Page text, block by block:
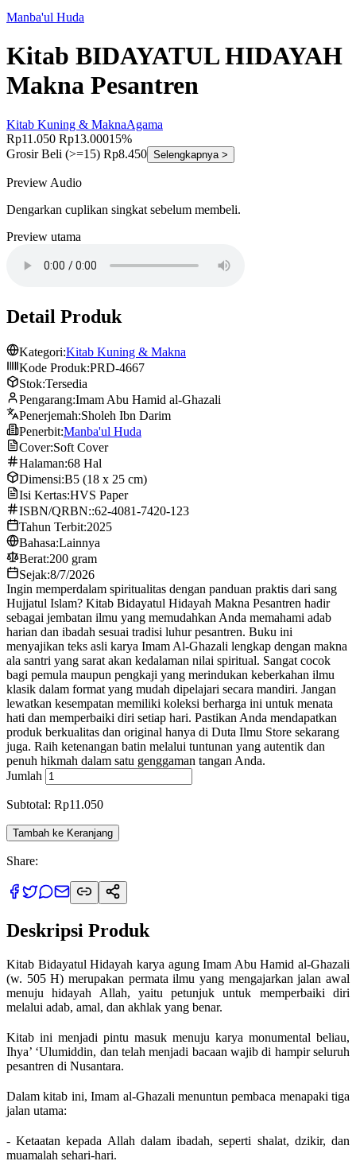
Manba'ul Huda
Kitab BIDAYATUL HIDAYAH
Makna Pesantren
Kitab Kuning & MaknaAgama
Rp11.050 Rp13.00015%
GrosirBeli (>=15) Rp8.450 Selengkapnya >
Preview Audio
Dengarkan cuplikan singkat sebelum membeli.
Preview utama
Detail Produk
Kategori:Kitab Kuning & Makna
Kode Produk:PRD-4667
Stok:Tersedia
Pengarang:Imam Abu Hamid al-Ghazali
Penerjemah:Sholeh Ibn Darim
Penerbit:Manba'ul Huda
Cover:Soft Cover
Halaman:68 Hal
Dimensi:B5 (18 x 25 cm)
Isi Kertas:HVS Paper
ISBN/QRBN::62-4081-7420-123
Tahun Terbit:2025
Bahasa:Lainnya
Berat:200 gram
Sejak:8/7/2026
Ingin memperdalam spiritualitas dengan panduan praktis dari sang
Hujjatul Islam? Kitab Bidayatul Hidayah Makna Pesantren hadir
sebagai jembatan ilmu yang memudahkan Anda memahami adab
harian dan ibadah sesuai tradisi luhur pesantren. Buku ini
menyajikan teks asli karya Imam Al-Ghazali lengkap dengan makna
ala santri yang sarat akan kedalaman nilai spiritual. Sangat cocok
bagi pemula maupun pengkaji yang merindukan keberkahan ilmu
klasik dalam format yang mudah dipelajari secara mandiri. Jangan
lewatkan kesempatan memiliki koleksi berharga ini untuk menata
hati dan memperbaiki diri setiap hari. Pastikan Anda mendapatkan
produk berkualitas dan original hanya di Duta Ilmu Store sekarang
juga. Raih ketenangan batin melalui tuntunan yang autentik dan
penuh hikmah dalam satu genggaman tangan Anda.
Jumlah
Subtotal: Rp11.050
Tambah ke Keranjang
Share:
Deskripsi Produk
Kitab Bidayatul Hidayah karya agung Imam Abu Hamid al-Ghazali
(w. 505 H) merupakan permata ilmu yang mengajarkan jalan awal
menuju hidayah Allah, yaitu petunjuk untuk memperbaiki diri
melalui adab, amal, dan akhlak yang benar.
Kitab ini menjadi pintu masuk menuju karya monumental beliau,
Ihya’ ‘Ulumiddin, dan telah menjadi bacaan wajib di hampir seluruh
pesantren di Nusantara.
Dalam kitab ini, Imam al-Ghazali menuntun pembaca menapaki tiga
jalan utama:
- Ketaatan kepada Allah dalam ibadah, seperti shalat, dzikir, dan
muamalah sehari-hari.